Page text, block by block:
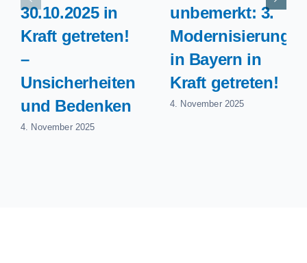
30.10.2025 in
Kraft getreten!
–
Unsicherheiten
und Bedenken
4. November 2025
unbemerkt: 3.
in Bayern in
Kraft getreten!
4. November 2025